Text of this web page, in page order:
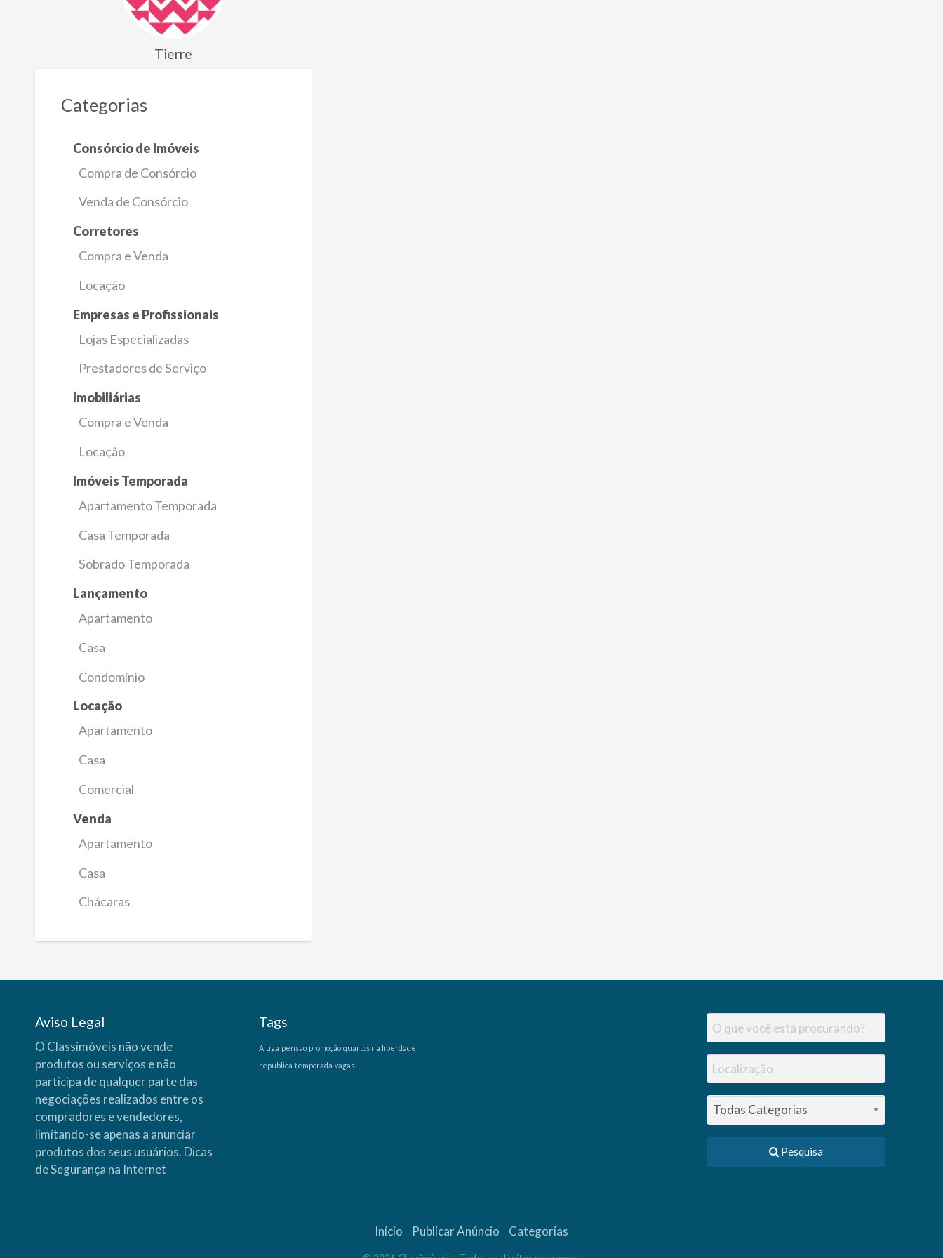
Tierre
Categorias
Consórcio de Imóveis
Compra de Consórcio
Venda de Consórcio
Corretores
Compra e Venda
Locação
Empresas e Profissionais
Lojas Especializadas
Prestadores de Serviço
Imobiliárias
Compra e Venda
Locação
Imóveis Temporada
Apartamento Temporada
Casa Temporada
Sobrado Temporada
Lançamento
Apartamento
Casa
Condomínio
Locação
Apartamento
Casa
Comercial
Venda
Apartamento
Casa
Chácaras
Aviso Legal
O Classimóveis não vende
produtos ou serviços e não
participa de qualquer parte das
negociações realizados entre os
compradores e vendedores,
limitando-se apenas a anunciar
produtos dos seus usuários. Dicas
de Segurança na Internet
Tags
Aluga pensao promoção quartos na liberdade
republica temporada vagas
Pesquisa
Início Publicar Anúncio Categorias